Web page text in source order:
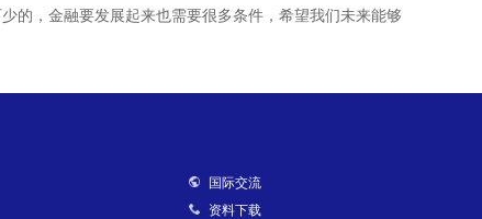
的，金融要发展起来也需要很多条件，希望我们未来能够
国际交流
资料下载